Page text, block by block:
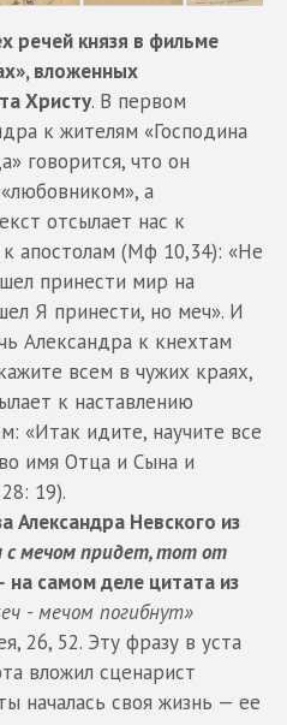
речей князя в фильме
вложенных
Христу. В первом
к жителям «Господина
говорится, что он
а
отсылает нас к
апостолам (Мф 10,34): «Не
принести мир на
Я принести, но меч». И
Александра к кнехтам
всем в чужих краях,
к наставлению
«Итак идите, научите все
имя Отца и Сына и
19).
Александра Невского из
с мечом придет, тот от
на самом деле цитата из
- мечом погибнут»
26, 52. Эту фразу в уста
вложил сценарист
началась своя жизнь — ее